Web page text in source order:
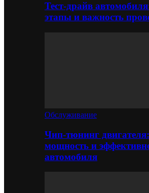
Тест-драйв
этапы и важность
Обслуживание
Чип-тюнинг
мощность и
автомобиля